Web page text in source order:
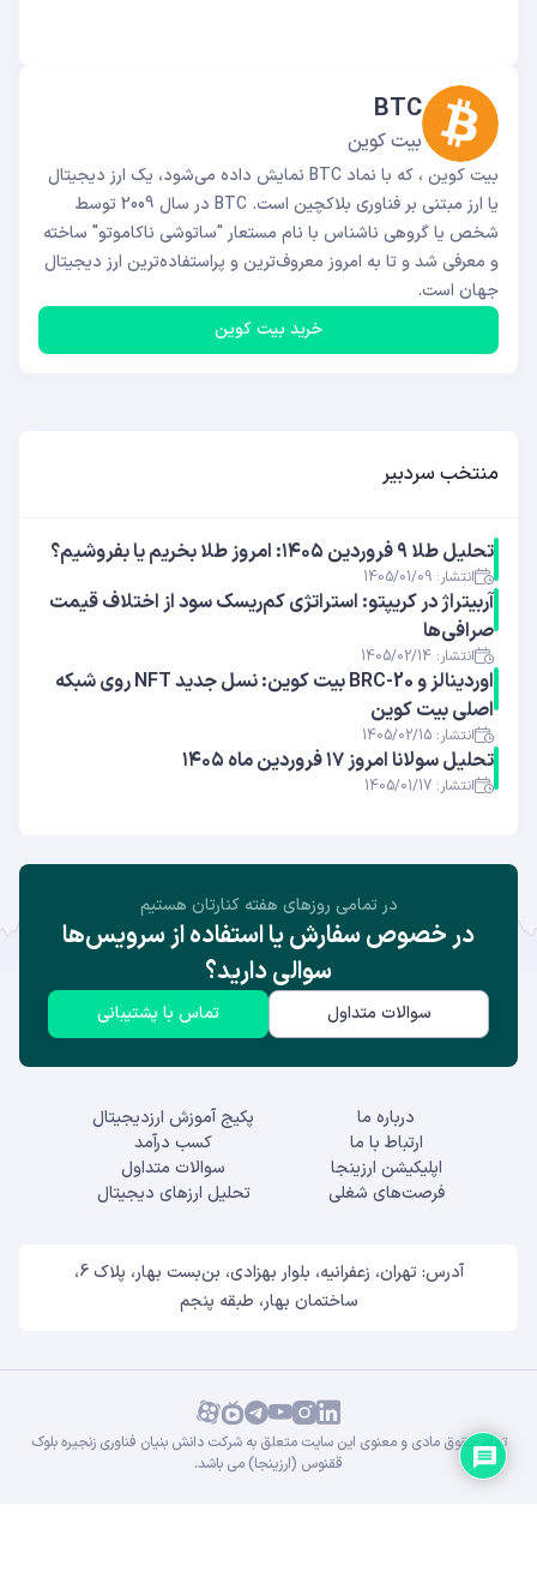
BTC
بیت کوین
بیت کوین ، که با نماد BTC نمایش داده می‌شود، یک ارز دیجیتال
یا ارز مبتنی بر فناوری بلاکچین است. BTC در سال 2009 توسط
شخص یا گروهی ناشناس با نام مستعار "ساتوشی ناکاموتو" ساخته
و معرفی شد و تا به امروز معروف‌ترین و پراستفاده‌ترین ارز دیجیتال
جهان است.
خرید بیت کوین
منتخب سردبیر
تحلیل طلا ۹ فروردین ۱۴۰۵: امروز طلا بخریم یا بفروشیم؟
انتشار: 1405/01/09
آربیتراژ در کریپتو: استراتژی کم‌ریسک سود از اختلاف قیمت
صرافی‌ها
انتشار: 1405/02/14
اوردینالز و BRC-20 بیت کوین: نسل جدید NFT روی شبکه
اصلی بیت کوین
انتشار: 1405/02/15
تحلیل سولانا امروز ۱۷ فروردین ماه ۱۴۰۵
انتشار: 1405/01/17
در تمامی روز‌های هفته کنارتان هستیم
در خصوص سفارش یا استفاده از سرویس‌ها
سوالی دارید؟
سوالات متداول تماس با پشتیبانی
درباره ما
ارتباط با ما
اپلیکیشن ارزینجا
فرصت‌های شغلی
پکیج آموزش ارزدیجیتال
کسب درآمد
سوالات متداول
تحلیل ارزهای دیجیتال
آدرس: تهران، زعفرانیه، بلوار بهزادی، بن‌بست بهار، پلاک 6،
ساختمان بهار، طبقه پنجم
تمام حقوق مادی و معنوی این سایت متعلق به شرکت دانش بنیان فناوری زنجیره بلوک
ققنوس (ارزینجا) می باشد.